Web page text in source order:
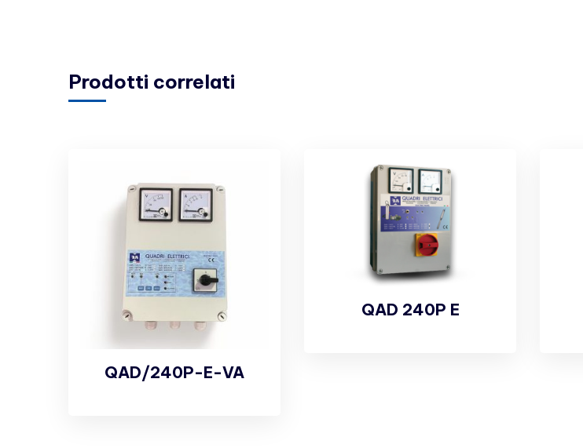
Prodotti correlati
QAD/240P-E-VA
QAD 240P E